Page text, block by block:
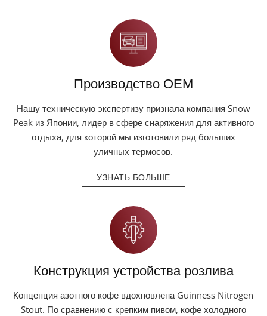
Производство OEM
Нашу техническую экспертизу признала компания Snow
Peak из Японии, лидер в сфере снаряжения для активного
отдыха, для которой мы изготовили ряд больших
уличных термосов.
УЗНАТЬ БОЛЬШЕ
Конструкция устройства розлива
Концепция азотного кофе вдохновлена Guinness Nitrogen
Stout. По сравнению с крепким пивом, кофе холодного